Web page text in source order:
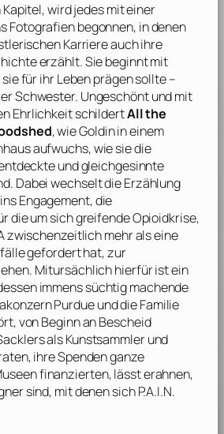
wird jedes mit einer
Fotografien begonnen, in denen
Karriere auch ihre
erzählt. Sie beginnt mit
für ihr Leben prägen sollte –
Schwester. Ungeschönt und mit
Ehrlichkeit schildertAll the
, wieGoldinin einem
aufwuchs, wie sie die
und gleichgesinnte
Dabei wechselt die Erzählung
Engagement, die
die um sich greifende Opioidkrise,
zwischenzeitlich mehr als eine
gefordert hat, zur
Mitursächlich hierfür ist ein
immens süchtig machende
Purdueund die Familie
von Beginn an Bescheid
als Kunstsammler und
ihre Spenden ganze
finanzierten, lässt erahnen,
sind, mit denen sich P.A.I.N.